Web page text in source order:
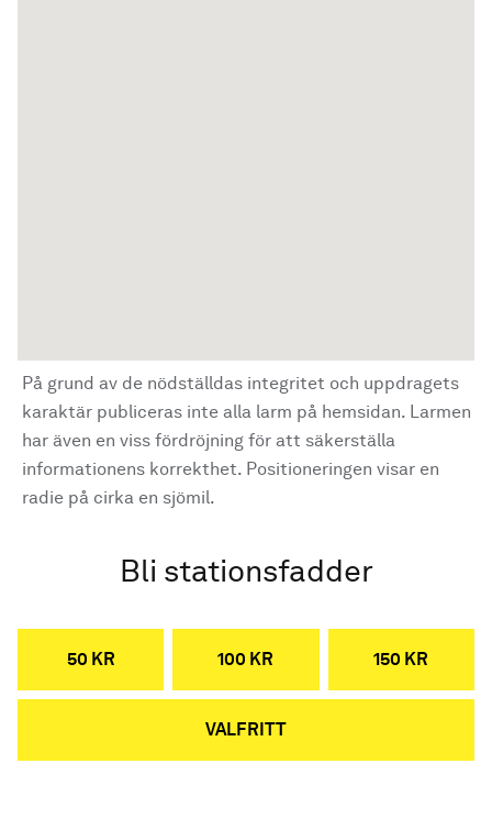
På grund av de nödställdas integritet och uppdragets
karaktär publiceras inte alla larm på hemsidan. Larmen
har även en viss fördröjning för att säkerställa
informationens korrekthet. Positioneringen visar en
radie på cirka en sjömil.
Bli stationsfadder
50 KR 100 KR 150 KR
VALFRITT